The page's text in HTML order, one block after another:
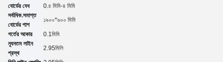
বোর্ডের বেধ
0.৪ মিমি-৪ মিমি
সর্বাধিক.সমাপ্ত
বোর্ডের পাশ
১৯০০*৬০০ মিমি
গর্তের আকার 0. 1 মিমি
ন্যূনতম লাইন
প্রস্থ
2.95মিলি